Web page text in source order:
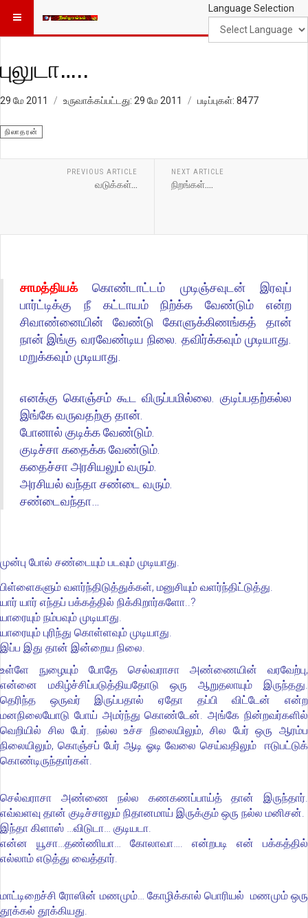
Language Selection
புலுடா…..
29 மே 2011 உருவாக்கப்பட்டது: 29 மே 2011 படிப்புகள்: 8477
நிலாதரன்
PREVIOUS ARTICLE
வடுக்கள்…
NEXT ARTICLE
நிறங்கள்....
சாமத்தியக்
கொண்டாட்டம் முடிஞ்சவுடன் இரவுப்
பார்ட்டிக்கு நீ கட்டாயம் நிற்க்கவேண்டும் என்ற
சிவாண்னையின் வேண்டு கோளுக்கிணங்கத் தான்
நான் இங்கு வரவேண்டிய நிலை. தவிர்க்கவும் முடியாது.
மறுக்கவும் முடியாது.
எனக்கு கொஞ்சம் கூட விருப்பமில்லை. குடிப்பதற்கல்ல
இங்கே வருவதற்கு தான்.
போனால் குடிக்க வேண்டும்.
குடிச்சா கதைக்க வேண்டும்.
கதைச்சா அரசியலும் வரும்.
அரசியல் வந்தா சண்டை வரும்.
சண்டைவந்தா…
முன்பு போல் சண்டையும் படவும் முடியாது.
பிள்ளைகளும் வளர்ந்திடுத்துக்கள், மனுசியும் வளர்ந்திட்டுத்து.
யார் யார் எந்தப் பக்கத்தில் நிக்கிறார்களோ..?
யாரையும் நம்பவும் முடியாது.
யாரையும் புரிந்து கொள்ளவும் முடியாது.
இப்ப இது தான் இன்றைய நிலை.
உள்ளே நுழையும் போதே செல்வராசா அண்ணையின் வரவேற்பு,
என்னை மகிழ்ச்சிப்படுத்தியதோடு ஒரு ஆறுதலாயும் இருந்தது.
தெரிந்த ஒருவர் இருப்பதால் ஏதோ தப்பி விட்டேன் என்ற
மனநிலையோடு போய் அமர்ந்து கொண்டேன். அங்கே நின்றவர்களில்
வெறியில் சில பேர். நல்ல உச்ச நிலையிலும், சில பேர் ஒரு ஆரம்ப
நிலையிலும், கொஞ்சப் பேர் ஆடி ஓடி வேலை செய்வதிலும் ஈடுபட்டுக்
கொண்டிருந்தார்கள்.
செல்வராசா அண்ணை நல்ல கணகணப்பாய்த் தான் இருந்தார்.
எவ்வளவு தான் குடிச்சாலும் நிதானமாய் இருக்கும் ஒரு நல்ல மனிசன்.
இந்தா கிளாஸ் …விடுடா… குடியடா.
என்ன யூசா…தண்ணியா… கோலாவா…. என்றபடி என் பக்கத்தில்
எல்லாம் எடுத்து வைத்தார்.
மாட்டிறைச்சி ரோஸின் மணமும்… கோழிக்கால் பொரியல் மணமும் ஒரு
தூக்கல் தூக்கியது.